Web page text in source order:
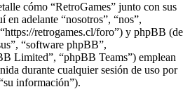
cómo “RetroGames” junto con sus
en adelante “nosotros”, “nos”,
retrogames.cl/foro”) y phpBB (de
“software phpBB”,
Limited”, “phpBB Teams”) emplean
durante cualquier sesión de uso por
información”).